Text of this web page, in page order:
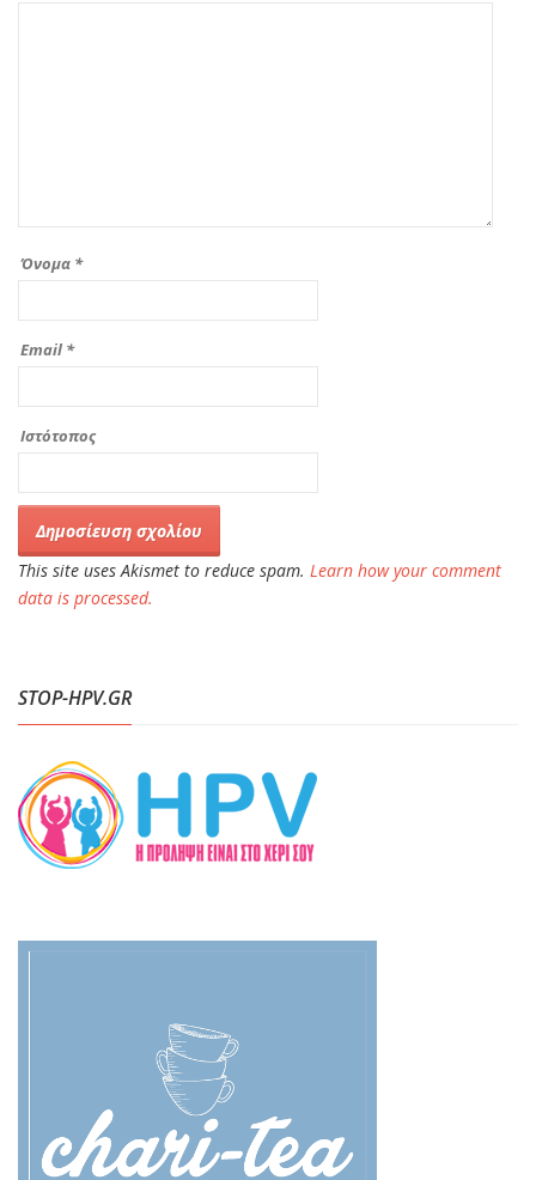
Όνομα *
Email *
Ιστότοπος
This site uses Akismet to reduce spam. Learn how your comment
data is processed.
STOP-HPV.GR